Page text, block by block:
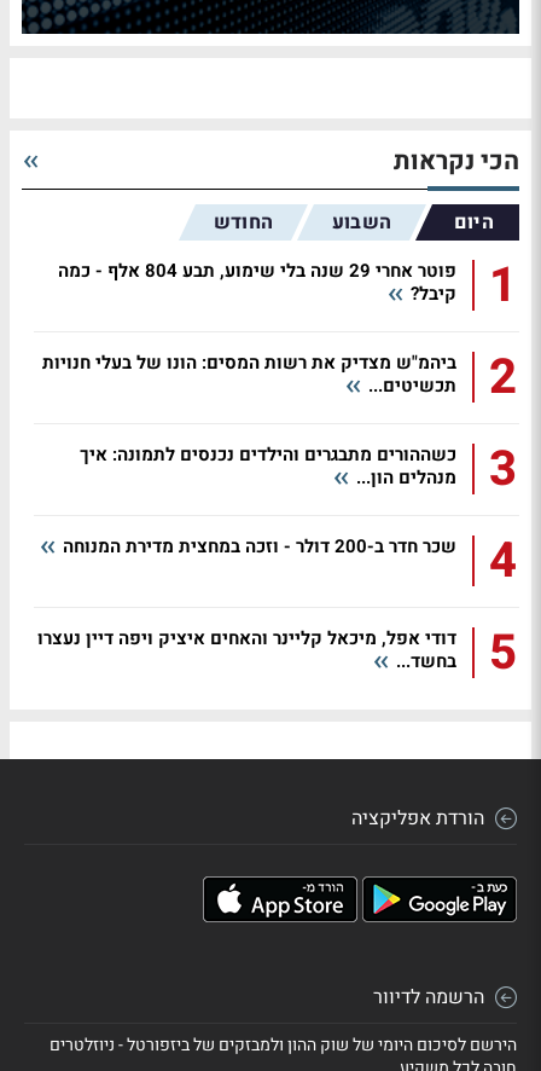
הכי נקראות
היום השבוע החודש
1
פוטר אחרי 29 שנה בלי שימוע, תבע 804 אלף - כמה
קיבל?
2
ביהמ"ש מצדיק את רשות המסים: הונו של בעלי חנויות
תכשיטים...
3
כשההורים מתבגרים והילדים נכנסים לתמונה: איך
מנהלים הון...
4 שכר חדר ב-200 דולר - וזכה במחצית מדירת המנוחה
5
דודי אפל, מיכאל קליינר והאחים איציק ויפה דיין נעצרו
בחשד...
הורדת אפליקציה
הרשמה לדיוור
הירשם לסיכום היומי של שוק ההון ולמבזקים של ביזפורטל - ניוזלטרים